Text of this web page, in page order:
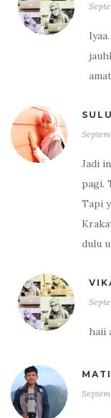
Jadi
pagi.
Tapi
dulu
haii